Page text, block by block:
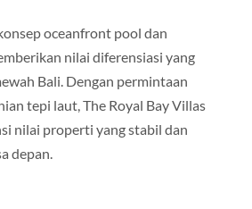
oceanfront pool dan
nilai diferensiasi yang
Bali. Dengan permintaan
tepi laut, The Royal Bay Villas
nilai properti yang stabil dan
depan.